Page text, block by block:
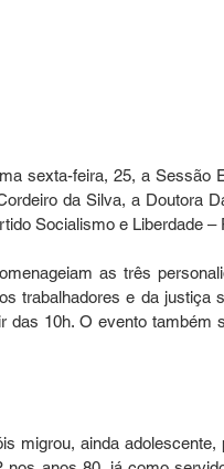
sexta-feira, 25, a Sessão
da Silva, a Doutora
Socialismo e Liberdade –
as três
trabalhadores e da justiça
10h. O evento também
migrou, ainda adolescente,